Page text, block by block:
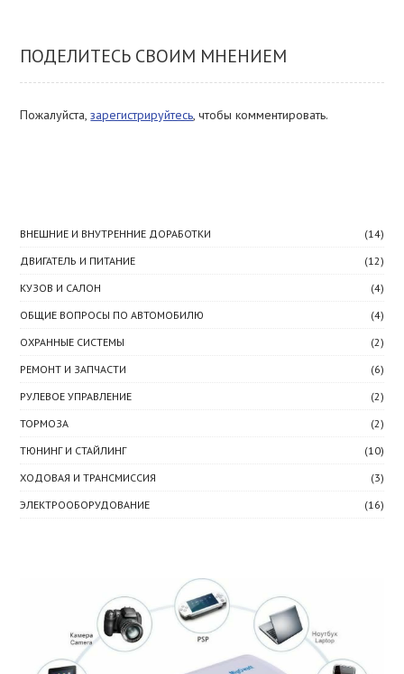
ПОДЕЛИТЕСЬ СВОИМ МНЕНИЕМ
Пожалуйста,зарегистрируйтесь, чтобы комментировать.
ВНЕШНИЕ И ВНУТРЕННИЕ ДОРАБОТКИ
(14)
ДВИГАТЕЛЬ И ПИТАНИЕ
(12)
КУЗОВ И САЛОН
(4)
ОБЩИЕ ВОПРОСЫ ПО АВТОМОБИЛЮ
(4)
ОХРАННЫЕ СИСТЕМЫ
(2)
РЕМОНТ И ЗАПЧАСТИ
(6)
РУЛЕВОЕ УПРАВЛЕНИЕ
(2)
ТОРМОЗА
(2)
ТЮНИНГ И СТАЙЛИНГ
(10)
ХОДОВАЯ И ТРАНСМИССИЯ
(3)
ЭЛЕКТРООБОРУДОВАНИЕ
(16)